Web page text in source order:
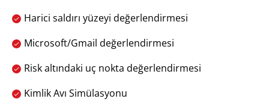
Harici saldırı yüzeyi değerlendirmesi
Microsoft/Gmail değerlendirmesi
Risk altındaki uç nokta değerlendirmesi
Kimlik Avı Simülasyonu